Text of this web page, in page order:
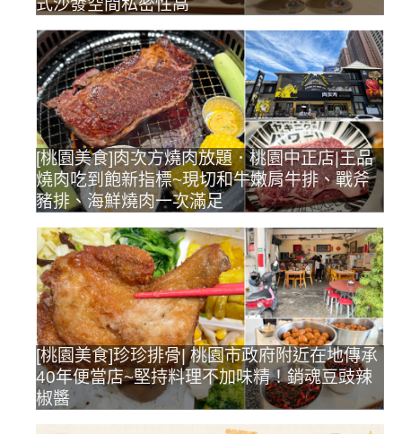
式沙發空間私密性高
[桃園美食]肉次方燒肉放題．桃園中正店|王品
燒肉吃到飽新指標~現切和牛嫩肩牛排、戰斧
豬排、海鮮燒肉一次滿足
[桃園美食]珍珍排骨| 桃園市政府附近在地傳承
40年便當店~堅持料理不加味精！銷魂豆豉辣
椒醬